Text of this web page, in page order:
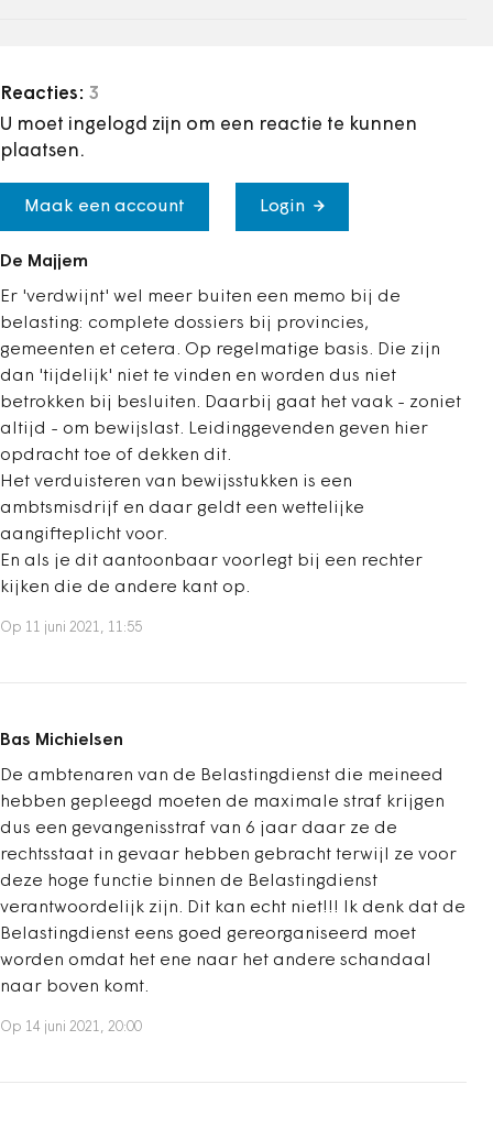
Reacties: 3
U moet ingelogd zijn om een reactie te kunnen
plaatsen.
Maak een account Login
De Majjem
Er 'verdwijnt' wel meer buiten een memo bij de
belasting: complete dossiers bij provincies,
gemeenten et cetera. Op regelmatige basis. Die zijn
dan 'tijdelijk' niet te vinden en worden dus niet
betrokken bij besluiten. Daarbij gaat het vaak - zoniet
altijd - om bewijslast. Leidinggevenden geven hier
opdracht toe of dekken dit.
Het verduisteren van bewijsstukken is een
ambtsmisdrijf en daar geldt een wettelijke
aangifteplicht voor.
En als je dit aantoonbaar voorlegt bij een rechter
kijken die de andere kant op.
Op 11 juni 2021, 11:55
Bas Michielsen
De ambtenaren van de Belastingdienst die meineed
hebben gepleegd moeten de maximale straf krijgen
dus een gevangenisstraf van 6 jaar daar ze de
rechtsstaat in gevaar hebben gebracht terwijl ze voor
deze hoge functie binnen de Belastingdienst
verantwoordelijk zijn. Dit kan echt niet!!! Ik denk dat de
Belastingdienst eens goed gereorganiseerd moet
worden omdat het ene naar het andere schandaal
naar boven komt.
Op 14 juni 2021, 20:00